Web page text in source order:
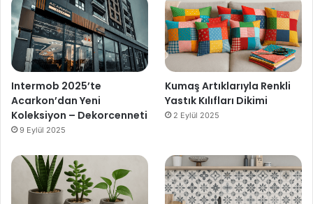
Intermob 2025’te
Acarkon’dan Yeni
Koleksiyon – Dekorcenneti
9 Eylül 2025
Kumaş Artıklarıyla Renkli
Yastık Kılıfları Dikimi
2 Eylül 2025